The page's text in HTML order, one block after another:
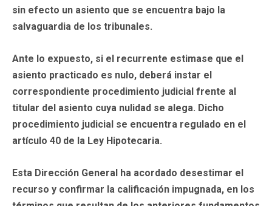
sin efecto un asiento que se encuentra bajo la
salvaguardia de los tribunales.
Ante lo expuesto, si el recurrente estimase que el
asiento practicado es nulo, deberá instar el
correspondiente procedimiento judicial frente al
titular del asiento cuya nulidad se alega. Dicho
procedimiento judicial se encuentra regulado en el
artículo 40 de la Ley Hipotecaria.
Esta Dirección General ha acordado desestimar el
recurso y confirmar la calificación impugnada, en los